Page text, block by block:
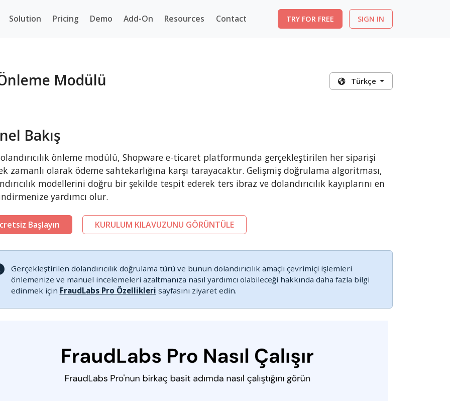
Solution Pricing Demo Add-On Resources Contact TRY FOR FREE SIGN IN
Modülü Türkçe
Bakış
önleme modülü, Shopware e-ticaret platformunda gerçekleştirilen her siparişi
zamanlı olarak ödeme sahtekarlığına karşı tarayacaktır. Gelişmiş doğrulama algoritması,
modellerini doğru bir şekilde tespit ederek ters ibraz ve dolandırıcılık kayıplarını en
yardımcı olur.
Başlayın KURULUM KILAVUZUNU GÖRÜNTÜLE
Gerçekleştirilen dolandırıcılık doğrulama türü ve bunun dolandırıcılık amaçlı çevrimiçi işlemleri
önlemenize ve manuel incelemeleri azaltmanıza nasıl yardımcı olabileceği hakkında daha fazla bilgi
edinmek için FraudLabs Pro Özellikleri sayfasını ziyaret edin.